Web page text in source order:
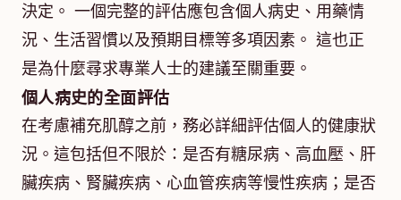
決定。 一個完整的評估應包含個人病史、用藥情
況、生活習慣以及預期目標等多項因素。 這也正
是為什麼尋求專業人士的建議至關重要。
個人病史的全面評估
在考慮補充肌醇之前，務必詳細評估個人的健康狀
況。這包括但不限於：是否有糖尿病、高血壓、肝
臟疾病、腎臟疾病、心血管疾病等慢性疾病；是否